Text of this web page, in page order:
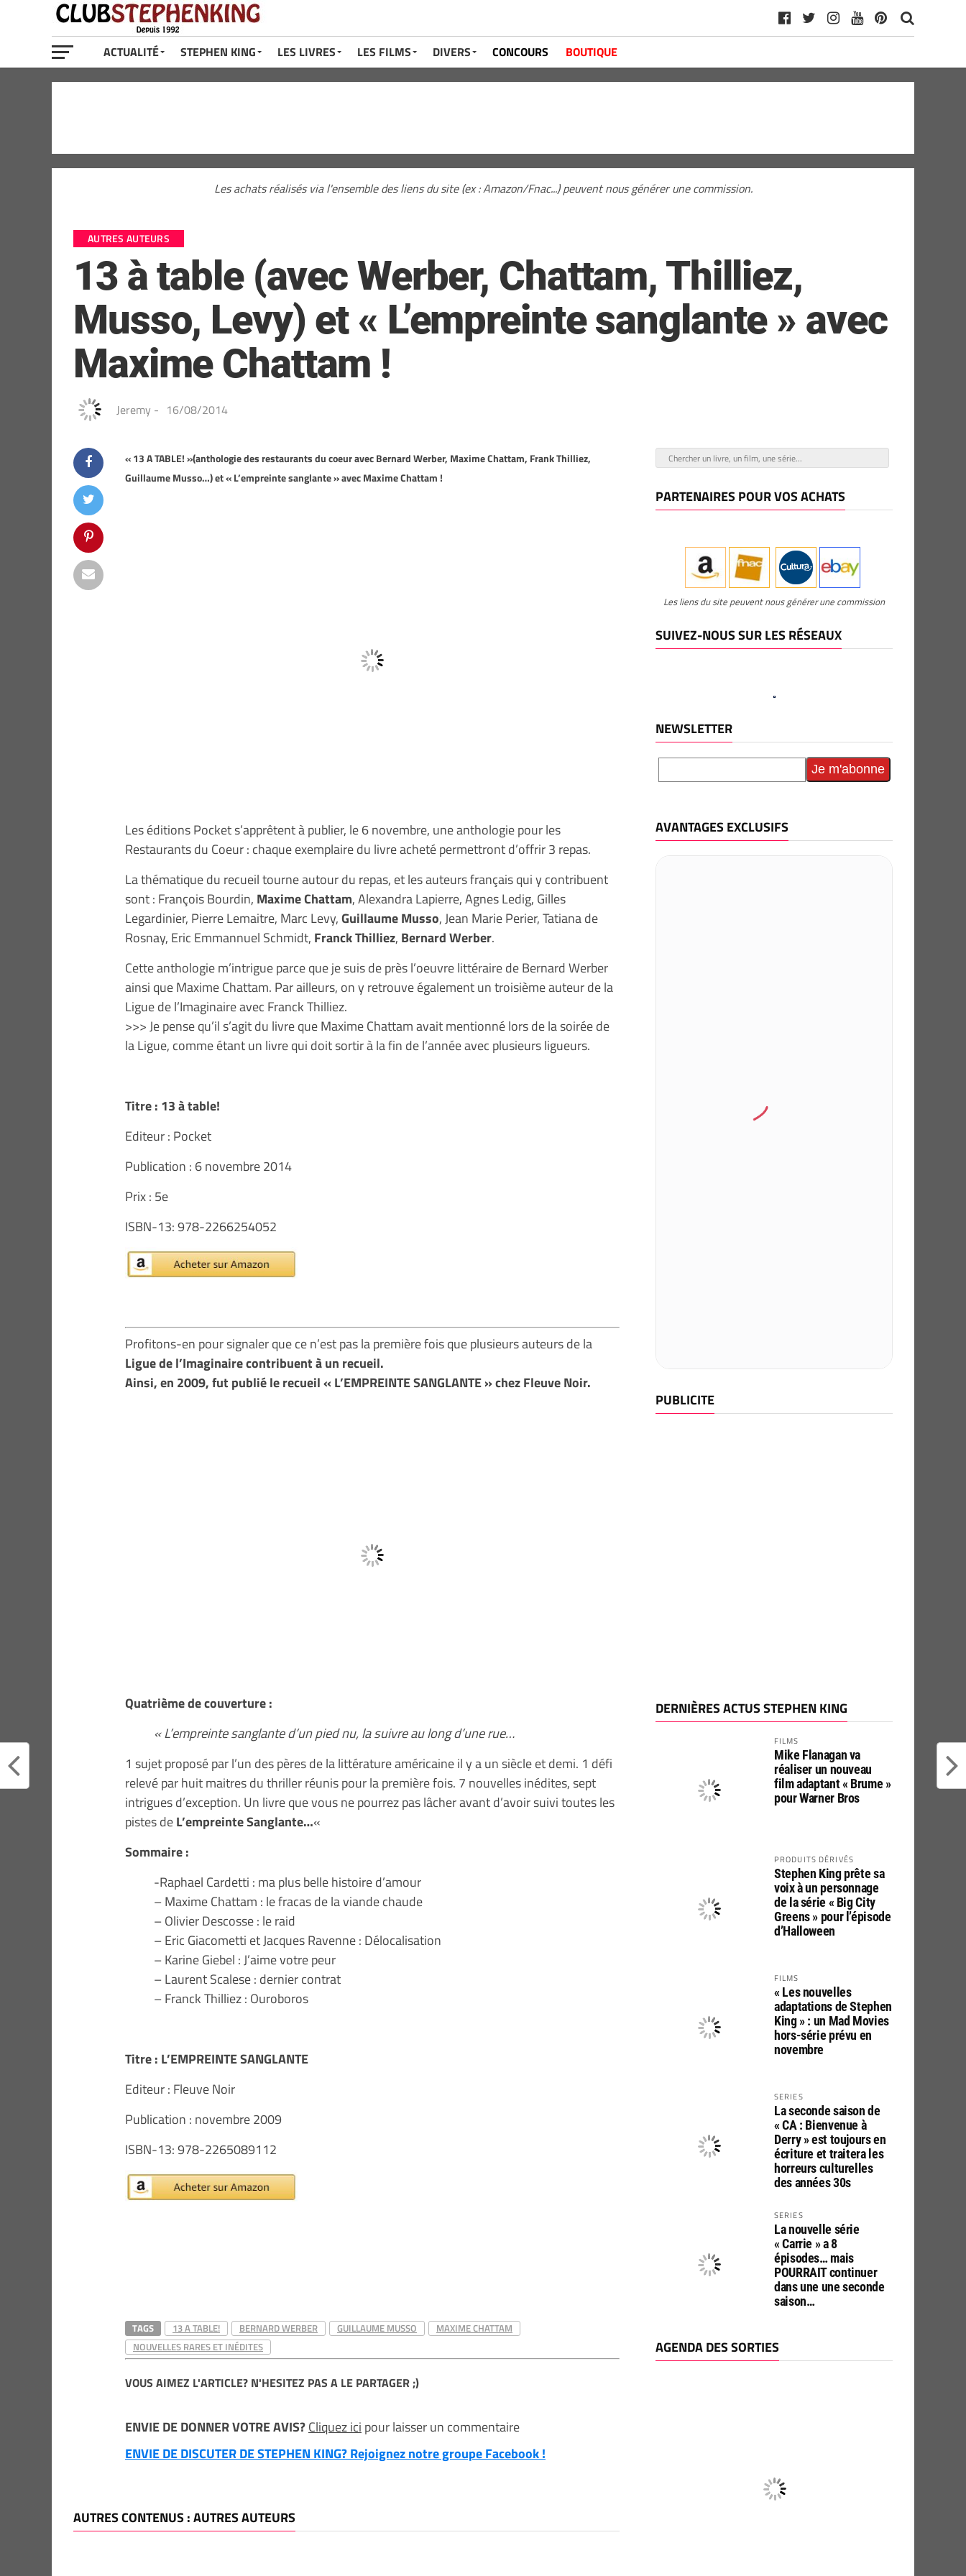
ACTUALITÉ STEPHEN KING LES LIVRES LES FILMS DIVERS CONCOURS BOUTIQUE
Les achats réalisés via l'ensemble des liens du site (ex : Amazon/Fnac...) peuvent nous générer une commission.
AUTRES AUTEURS
13 à table (avec Werber, Chattam, Thilliez,
Musso, Levy) et « L’empreinte sanglante » avec
Maxime Chattam !
Jeremy - 16/08/2014
« 13 A TABLE! »(anthologie des restaurants du coeur avec Bernard Werber, Maxime Chattam, Frank Thilliez,
Guillaume Musso…) et « L’empreinte sanglante » avec Maxime Chattam !
Les éditions Pocket s’apprêtent à publier, le 6 novembre, une anthologie pour les
Restaurants du Coeur : chaque exemplaire du livre acheté permettront d’offrir 3 repas.
La thématique du recueil tourne autour du repas, et les auteurs français qui y contribuent
sont : François Bourdin, Maxime Chattam, Alexandra Lapierre, Agnes Ledig, Gilles
Legardinier, Pierre Lemaitre, Marc Levy,Guillaume Musso, Jean Marie Perier, Tatiana de
Rosnay, Eric Emmannuel Schmidt, Franck Thilliez, Bernard Werber.
Cette anthologie m’intrigue parce que je suis de près l’oeuvre littéraire de Bernard Werber
ainsi que Maxime Chattam. Par ailleurs, on y retrouve également un troisième auteur de la
Ligue de l’Imaginaire avec Franck Thilliez.
>>> Je pense qu’il s’agit du livre que Maxime Chattam avait mentionné lors de la soirée de
la Ligue, comme étant un livre qui doit sortir à la fin de l’année avec plusieurs ligueurs.
Titre : 13 à table!
Editeur : Pocket
Publication : 6 novembre 2014
Prix : 5e
ISBN-13: 978-2266254052
Profitons-en pour signaler que ce n’est pas la première fois que plusieurs auteurs de la
Ligue de l’Imaginaire contribuent à un recueil.
Ainsi, en 2009, fut publié le recueil « L’EMPREINTE SANGLANTE » chez Fleuve Noir.
Quatrième de couverture :
« L’empreinte sanglante d’un pied nu, la suivre au long d’une rue…
1 sujet proposé par l’un des pères de la littérature américaine il y a un siècle et demi. 1 défi
relevé par huit maitres du thriller réunis pour la première fois. 7 nouvelles inédites, sept
intrigues d’exception. Un livre que vous ne pourrez pas lâcher avant d’avoir suivi toutes les
pistes deL’empreinte Sanglante…«
Sommaire :
-Raphael Cardetti : ma plus belle histoire d’amour
– Maxime Chattam : le fracas de la viande chaude
– Olivier Descosse : le raid
– Eric Giacometti et Jacques Ravenne : Délocalisation
– Karine Giebel : J’aime votre peur
– Laurent Scalese : dernier contrat
– Franck Thilliez : Ouroboros
Titre : L’EMPREINTE SANGLANTE
Editeur : Fleuve Noir
Publication : novembre 2009
ISBN-13: 978-2265089112
TAGS 13 A TABLE! BERNARD WERBER GUILLAUME MUSSO
MAXIME CHATTAM
NOUVELLES RARES ET INÉDITES
VOUS AIMEZ L'ARTICLE? N'HESITEZ PAS A LE PARTAGER ;)
ENVIE DE DONNER VOTRE AVIS?Cliquez ici pour laisser un commentaire
ENVIE DE DISCUTER DE STEPHEN KING? Rejoignez notre groupe Facebook !
AUTRES CONTENUS : AUTRES AUTEURS
PARTENAIRES POUR VOS ACHATS
Les liens du site peuvent nous générer une commission
SUIVEZ-NOUS SUR LES RÉSEAUX
NEWSLETTER
AVANTAGES EXCLUSIFS
PUBLICITE
DERNIÈRES ACTUS STEPHEN KING
FILMS
Mike Flanagan va
réaliser un nouveau
film adaptant « Brume »
pour Warner Bros
PRODUITS DÉRIVÉS
Stephen King prête sa
voix à un personnage
de la série « Big City
Greens » pour l’épisode
d’Halloween
FILMS
« Les nouvelles
adaptations de Stephen
King » : un Mad Movies
hors-série prévu en
novembre
SERIES
La seconde saison de
« CA : Bienvenue à
Derry » est toujours en
écriture et traitera les
horreurs culturelles
des années 30s
SERIES
La nouvelle série
« Carrie » a 8
épisodes… mais
POURRAIT continuer
dans une une seconde
saison…
AGENDA DES SORTIES